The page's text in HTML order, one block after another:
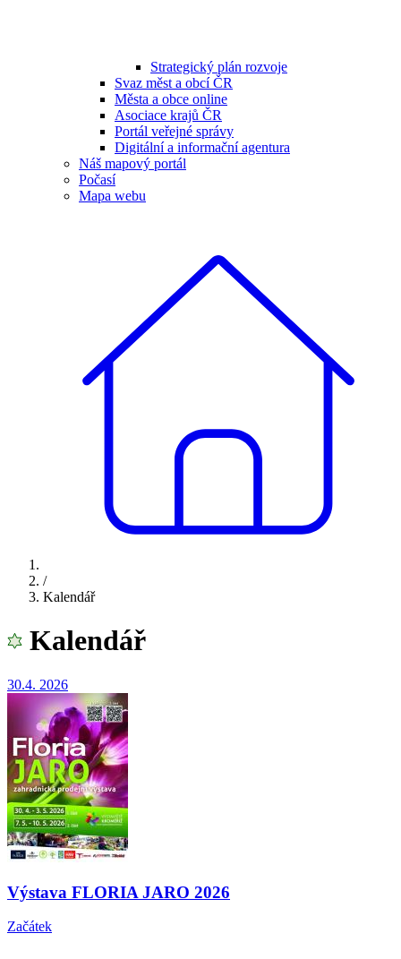
Strategický plán rozvoje
Svaz měst a obcí ČR
Města a obce online
Asociace krajů ČR
Portál veřejné správy
Digitální a informační agentura
Náš mapový portál
Počasí
Mapa webu
/
Kalendář
Kalendář
30.4. 2026
Výstava FLORIA JARO 2026
Začátek